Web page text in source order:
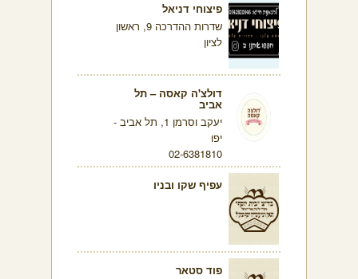
פיצוחי דניאל
שדרות ההדרכה 9, ראשון
לציון
דולצ'ה קאסה – תל
אביב
יעקב וסרמן 1, תל אביב -
יפו
02-6381810
עפיף שקו ובניו
פוד סטאר